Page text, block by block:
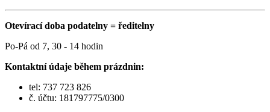
Otevírací doba podatelny = ředitelny
Po-Pá od 7, 30 - 14 hodin
Kontaktní údaje během prázdnin:
tel: 737 723 826
č. účtu: 181797775/0300